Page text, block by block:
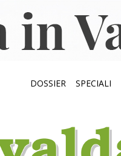
DOSSIER SPECIALI